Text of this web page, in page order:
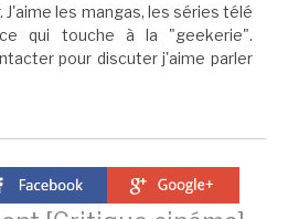
J'aime les mangas, les séries télé
qui touche à la "geekerie".
pour discuter j'aime parler